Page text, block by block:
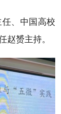
、中国高校
赵赟主持。